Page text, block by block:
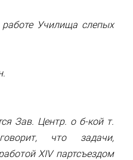
Училища слепых
Зав. Центр. о б-кой т.
что задачи,
XIV партсъездом